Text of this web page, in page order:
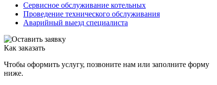
Сервисное обслуживание котельных
Проведение технического обслуживания
Аварийный выезд специалиста
Как заказать
Чтобы оформить услугу, позвоните нам или заполните форму
ниже.